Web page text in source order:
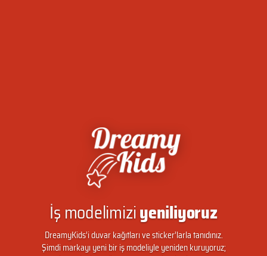
İş modelimiziyeniliyoruz
DreamyKids’i duvar kağıtları ve sticker’larla tanıdınız.
Şimdi markayı yeni bir iş modeliyle yeniden kuruyoruz;